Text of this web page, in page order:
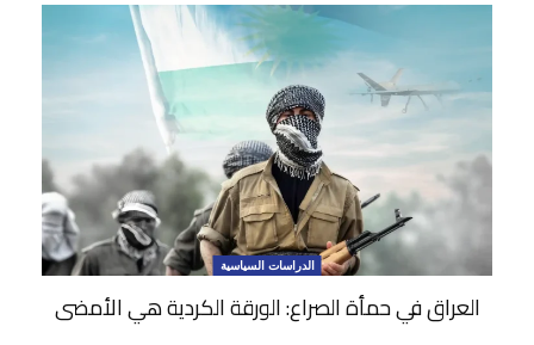
الدراسات السياسية
العراق في حمأة الصراع: الورقة الكردية هي الأمضى